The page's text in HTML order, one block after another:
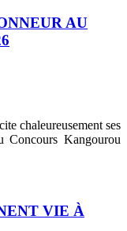
AU
chaleureusement ses
Concours Kangourou
VIE À